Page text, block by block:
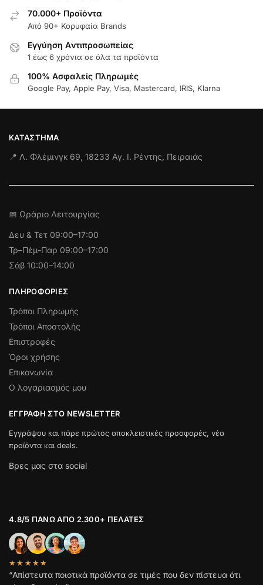
70.000+ Προϊόντα
Από 90+ Κορυφαία Brands
Εγγύηση Aντιπροσωπείας
1 έως 6 χρόνια σε όλα τα προϊόντα
100% Ασφαλείς Πληρωμές
Google Pay, Apple Pay, Visa, Mastercard, IRIS, Klarna
ΚΑΤΆΣΤΗΜΑ
📍 Λ. Φλέμινγκ 69, 18233 Αγ. Ι. Ρέντης, Πειραιάς
📅 Ωράριο Λειτουργίας
Δευ & Τετ 09:00–17:00
Τρ–Πέμ-Παρ 09:00–17:00
Σάβ 10:00–14:00
ΠΛΗΡΟΦΟΡΊΕΣ
Τρόποι Πληρωμής
Τρόποι Αποστολής
Επιστροφές
Όροι χρήσης
Επικονωνία
Ο λογαριασμός μου
ΕΓΓΡΑΦΉ ΣΤΟ NEWSLETTER
Εγγράψου και πάρε πρώτος αποκλειστικές προσφορές, νέα
προϊόντα και deals.
Βρες μας στα social
4.8/5 ΠΆΝΩ ΑΠΌ 2.300+ ΠΕΛΆΤΕΣ
★★★★★
“Απίστευτα ποιοτικά προϊόντα σε τιμές που δεν πίστευα ότι